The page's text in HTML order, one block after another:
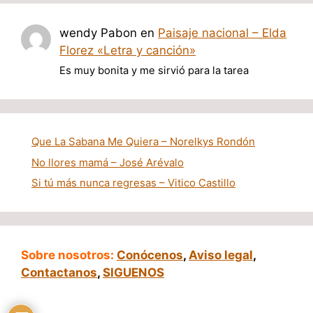
wendy Pabon en Paisaje nacional – Elda
Florez «Letra y canción»
Es muy bonita y me sirvió para la tarea
Que La Sabana Me Quiera – Norelkys Rondón
No llores mamá – José Arévalo
Si tú más nunca regresas – Vitico Castillo
Sobre nosotros: Conócenos, Aviso legal,
Contactanos, SIGUENOS